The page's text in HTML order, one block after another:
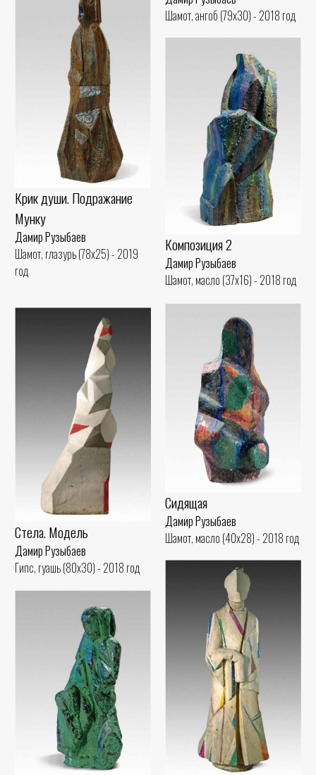
Шамот, ангоб (79x30) - 2018 год
Крик души. Подражание
Мунку
Дамир Рузыбаев
Шамот, глазурь (78x25) - 2019
год
Композиция 2
Дамир Рузыбаев
Шамот, масло (37x16) - 2018 год
Сидящая
Дамир Рузыбаев
Шамот, масло (40x28) - 2018 год
Стела. Модель
Дамир Рузыбаев
Гипс, гуашь (80x30) - 2018 год